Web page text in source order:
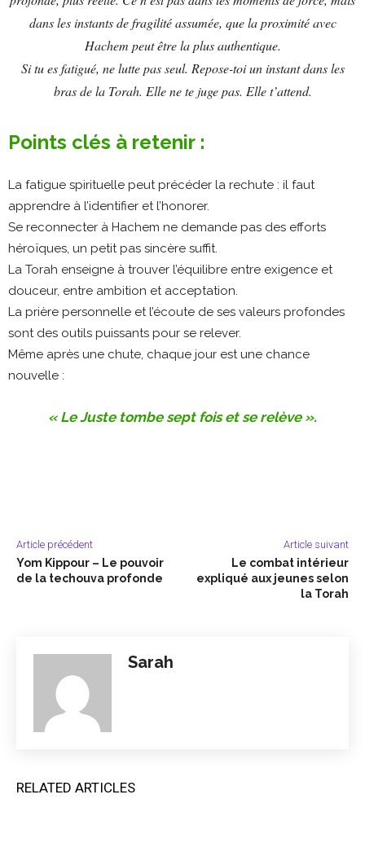
dans les instants de fragilité assumée, que la proximité avec
Hachem peut être la plus authentique.
Si tu es fatigué, ne lutte pas seul. Repose-toi un instant dans les
bras de la Torah. Elle ne te juge pas. Elle t’attend.
Points clés à retenir :
La fatigue spirituelle peut précéder la rechute : il faut
apprendre à l’identifier et l’honorer.
Se reconnecter à Hachem ne demande pas des efforts
héroïques, un petit pas sincère suffit.
La Torah enseigne à trouver l’équilibre entre exigence et
douceur, entre ambition et acceptation.
La prière personnelle et l’écoute de ses valeurs profondes
sont des outils puissants pour se relever.
Même après une chute, chaque jour est une chance
nouvelle :
« Le Juste tombe sept fois et se relève ».
Article précédent
Yom Kippour – Le pouvoir
de la techouva profonde
Article suivant
Le combat intérieur
expliqué aux jeunes selon
la Torah
Sarah
RELATED ARTICLES